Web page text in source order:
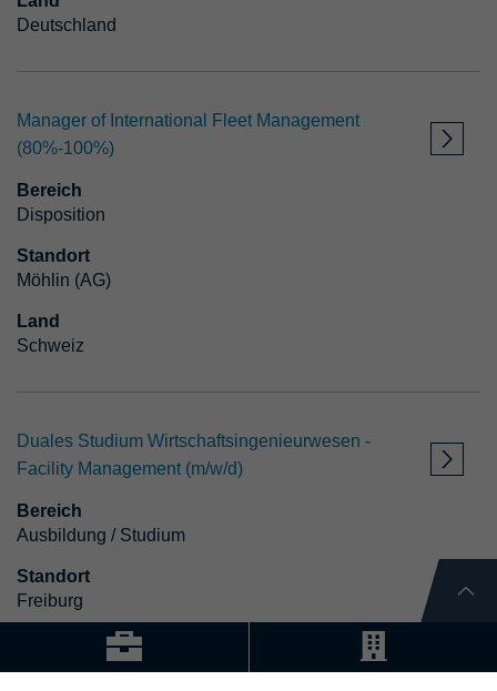
Deutschland
Manager of International Fleet Management
(80%-100%)
Bereich
Disposition
Standort
Möhlin (AG)
Land
Schweiz
Duales Studium Wirtschaftsingenieurwesen -
Facility Management (m/w/d)
Bereich
Ausbildung / Studium
Standort
Freiburg
Deutschland